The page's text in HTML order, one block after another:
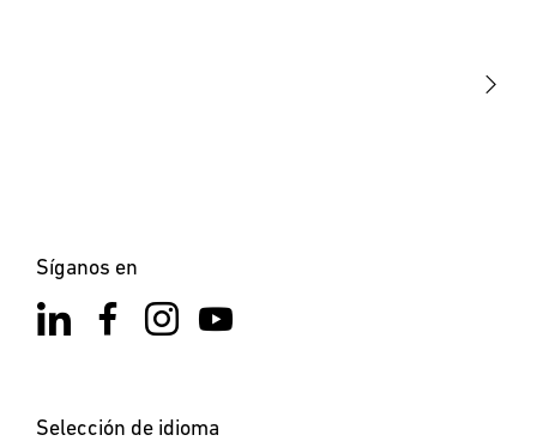
Síganos en
Selección de idioma